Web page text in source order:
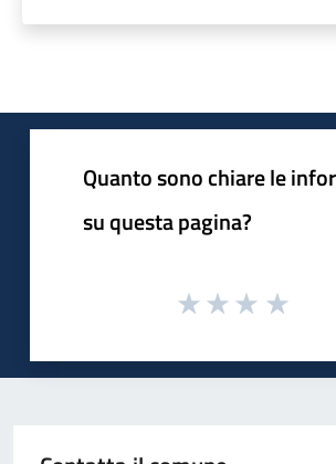
Quanto sono chiare le
su questa pagina?